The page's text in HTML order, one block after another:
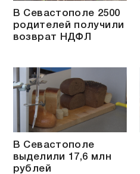
В Севастополе 2500
родителей получили
возврат НДФЛ
В Севастополе
выделили 17,6 млн
рублей